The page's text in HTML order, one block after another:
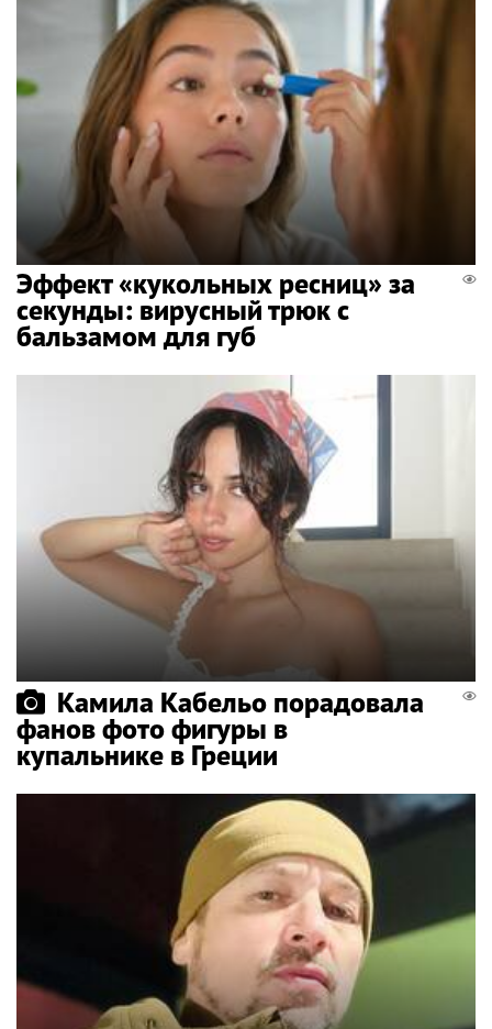
Эффект «кукольных ресниц» за
секунды: вирусный трюк с
бальзамом для губ
Камила Кабельо порадовала
фанов фото фигуры в
купальнике в Греции